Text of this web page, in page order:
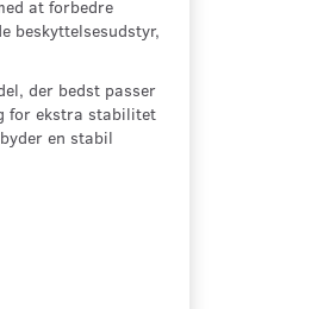
at forbedre
beskyttelsesudstyr,
der bedst passer
for ekstra stabilitet
en stabil